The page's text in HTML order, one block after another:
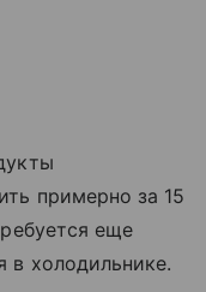
примерно за 15
еще
в холодильнике.